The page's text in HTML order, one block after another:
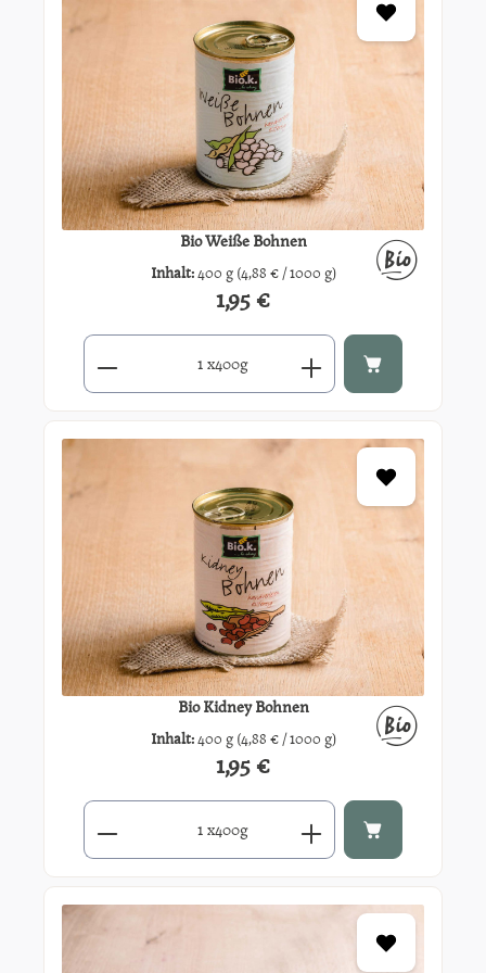
Bio Weiße Bohnen
Inhalt:400 g (4,88 € / 1000 g)
Regulärer Preis:
1,95 €
Produkt Anzahl: Gib den gewünschten Wert ein oder benutze
x400g
Bio Kidney Bohnen
Inhalt:400 g (4,88 € / 1000 g)
Regulärer Preis:
1,95 €
Produkt Anzahl: Gib den gewünschten Wert ein oder benutze
x400g